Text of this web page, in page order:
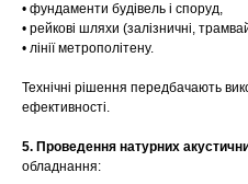
• фундаменти будівель і споруд,
• рейкові шляхи (залізничні,
• лінії метрополітену.
Технічні рішення передбачають
ефективності.
5. Проведення натурних
обладнання: